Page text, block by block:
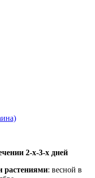
2-х-3-х дней
растениями: весной в